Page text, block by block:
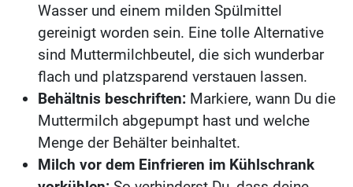
Wasser und einem milden Spülmittel
gereinigt worden sein. Eine tolle Alternative
sind Muttermilchbeutel, die sich wunderbar
flach und platzsparend verstauen lassen.
Behältnis beschriften: Markiere, wann Du die
Muttermilch abgepumpt hast und welche
Menge der Behälter beinhaltet.
Milch vor dem Einfrieren im Kühlschrank